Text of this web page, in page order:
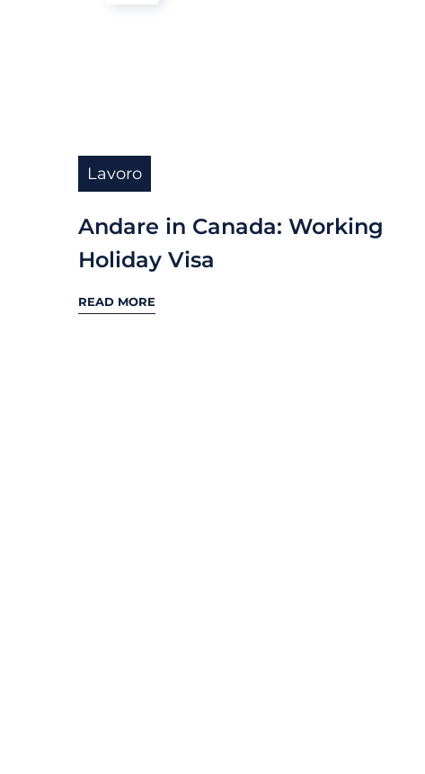
Lavoro
Andare in Canada: Working
Holiday Visa
READ MORE